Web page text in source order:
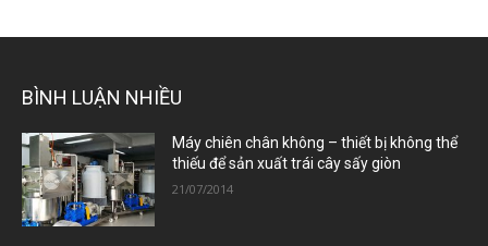
BÌNH LUẬN NHIỀU
Máy chiên chân không – thiết bị không thể
thiếu để sản xuất trái cây sấy giòn
21/07/2014